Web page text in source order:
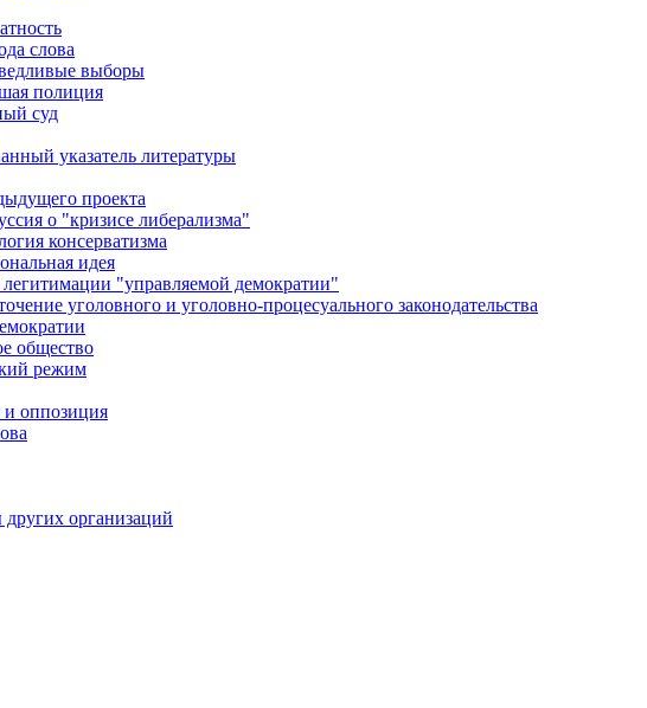
слова
выборы
полиция
суд
указатель литературы
проекта
о "кризисе либерализма"
консерватизма
идея
"управляемой демократии"
уголовного и уголовно-процесуального законодательства
общество
режим
оппозиция
организаций